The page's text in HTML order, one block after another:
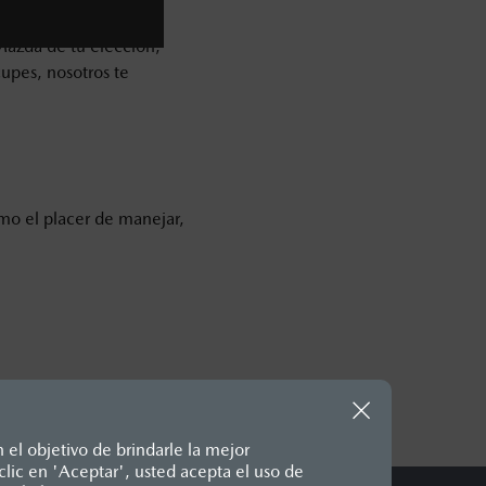
el objetivo de brindarle la mejor
en 'Aceptar', usted acepta el uso de
de tu elección,
nosotros te
el placer de manejar,